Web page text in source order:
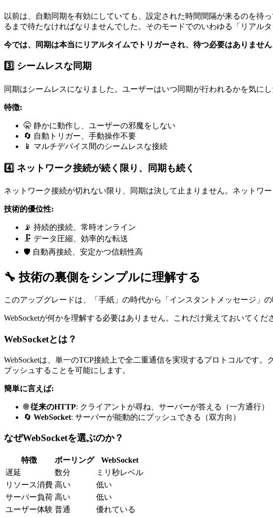
以前は、自動同期を有効にしていても、設定された時間間隔が来るのを待
るまで待たなければなりませんでした。そのモードでのいわゆる「リアル
今では、同期は本当にリアルタイムでトリガーされ、待つ必要はありません
3️⃣ シームレスな同期
同期はシームレスになりました。ユーザーはいつ同期が行われるかを気に
特徴:
🤫 静かに動作し、ユーザーの邪魔をしない
🔄 自動トリガー、手動操作不要
📱 マルチデバイス間のシームレスな接続
4️⃣ ネットワーク接続が続く限り、同期も続く
ネットワーク接続が切れない限り、同期は決して止まりません。ネットワ
技術的優位性:
📡 持続的接続、常時オンライン
🗜️ データ圧縮、効率的な転送
🛡️ 自動再接続、安定かつ信頼性高
🔧 技術の裏側をシンプルに理解する
このアップグレードは、「手紙」の時代から「インスタントメッセージ」
WebSocketが何かを理解する必要はありません。これだけ覚えておいてくだ
WebSocketとは？
WebSocketは、単一のTCP接続上で全二重通信を実現するプロトコルです
プッシュすることを可能にします。
簡単に言えば:
🌐従来のHTTP: クライアントが尋ね、サーバーが答える（一方通行）
🔄 WebSocket: サーバーが能動的にプッシュできる（双方向）
なぜWebSocketを選ぶのか？
特徴 ポーリング
WebSocket
遅延
数分
ミリ秒レベル
リソース消費 高い
低い
サーバー負荷 高い
低い
ユーザー体験 普通 優れている